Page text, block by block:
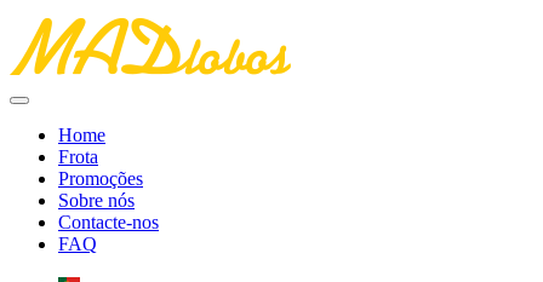
Home
Frota
Promoções
Sobre nós
Contacte-nos
FAQ